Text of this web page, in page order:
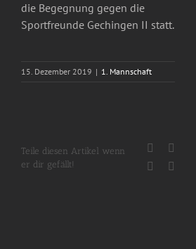
die Begegnung gegen die
Sportfreunde Gechingen II statt.
15. Dezember 2019 | 1. Mannschaft
Teile diesen Artikel wenn
er dir gefällt!
Facebook
WhatsApp